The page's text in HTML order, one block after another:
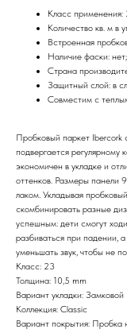
Класс применения:
Количество кв. м в
Встроенная
Наличие фаски: нет;
Страна
Защитный слой: в
Совместим с
Пробковый паркет Ibercork
подвергается регулярному
экономичен в укладке и
оттенков. Размеры панели
лаком. Укладывая
скомбинировать разные
успешным: дети смогут
разбиваться при падении,
уменьшать звук, чтобы не
Класс: 23
Толщина: 10,5 mm
Вариант укладки: Замковой
Коллекция: Classic
Вариант покрытия: Пробка